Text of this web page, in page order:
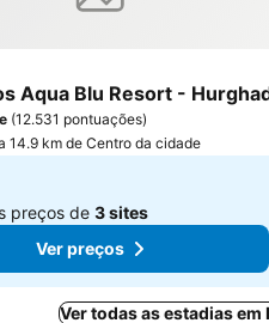
Aqua Blu Resort -
(12.531 pontuações)
14.9 km de Centro da cidade
preços de 3 sites
Ver preços
Ver todas as estadias em